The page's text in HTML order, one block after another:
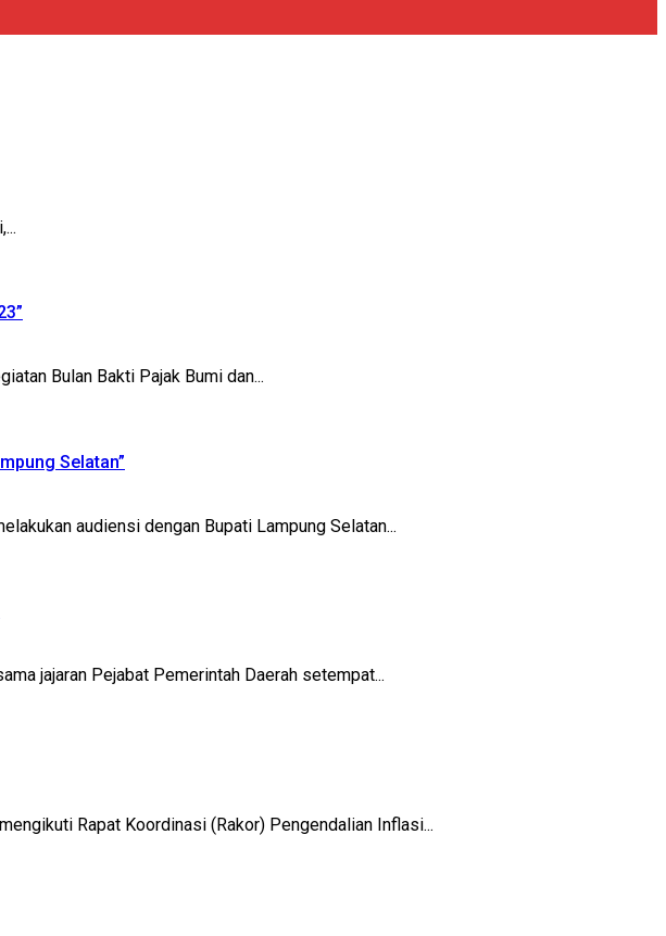
Bulan Bakti Pajak Bumi dan...
Selatan”
audiensi dengan Bupati Lampung Selatan...
jajaran Pejabat Pemerintah Daerah setempat...
Rapat Koordinasi (Rakor) Pengendalian Inflasi...